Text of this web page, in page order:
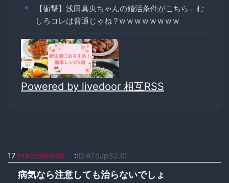
【衝撃】浅田真央ちゃんの婚活条件がこちら←む
しろコレは普通じゃね？w w w w w w w w
Powered by livedoor 相互RSS
17 moccosnoon ID:ID:ATdJp32J0
病気なら注意しても治らないでしょ